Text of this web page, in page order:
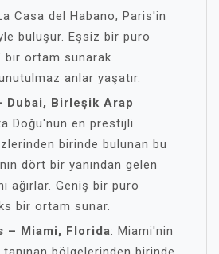
Casa del Habano, Paris'in
buluşur. Eşsiz bir puro
ortam sunarak
anlar yaşatır.
Dubai, Birleşik Arap
Doğu'nun en prestijli
birinde bulunan bu
dört bir yanından gelen
ağırlar. Geniş bir puro
bir ortam sunar.
– Miami, Florida: Miami'nin